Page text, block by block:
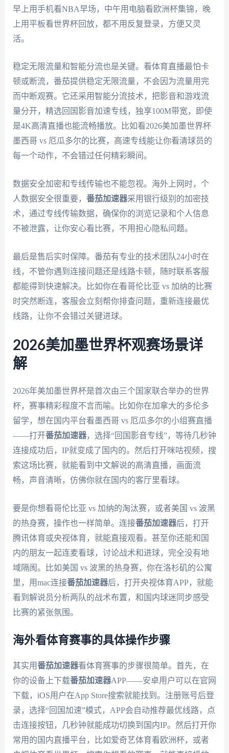
早上用手机看NBA早场，中午用电脑看欧洲杯集锦，晚
上用平板看世界杯回放，都不用反复登录，方便又灵
活。
稳定无限流量和智能分流也是关键。看体育直播最怕卡
顿或断流，番茄提供稳定无限流量，不会因为流量用完
而中断观赛。它还采用智能分流技术，把影音和游戏流
量分开，精选回国影音加速专线，独享100M带宽，即使
是4K高清直播也能流畅播放。比如看2026美加墨世界杯
墨西哥 vs 厄瓜多尔的比赛，高速专线能让你看清球员的
每一个动作，不会错过任何精彩瞬间。
数据安全加密和专线传输也不能忽视。海外上网时，个
人数据安全很重要， 番茄加速器采用银行级别的加密技
术，通过专线传输数据，确保你的浏览记录和个人信息
不被泄露，让你安心看比赛，不用担心隐私问题。
最后是售后实时保障。番茄有专业的技术团队24小时在
线，不管你遇到连接问题还是线路卡顿，随时联系客服
都能得到快速解决。比如你在看哥伦比亚 vs 加纳的比赛
时突然断连，客服会立刻帮你排查问题，重新连接最优
线路，让你不会错过关键进球。
2026美加墨世界杯观赛场景详
解
2026年美加墨世界杯是首次由三个国家联合举办的世界
杯，赛事精彩程度不言而喻。比如你在加拿大的多伦多
留学，想在国内平台看墨西哥 vs 厄瓜多尔的小组赛直播
——打开番茄加速器，选择“回国影音专线”，等待几秒钟
连接成功后，IP就变成了国内的。然后打开咪咕视频，搜
索这场比赛，就能看到中文解说的高清直播，画面流
畅，声音清晰，仿佛你就在国内的客厅里看球。
要是你想看哥伦比亚 vs 加纳的淘汰赛，或者美国 vs 波黑
的热身赛，操作也一样简单。连接番茄加速器后，打开
腾讯体育或央视体育，就能直接观看。甚至你还能和国
内的朋友一起连麦看球，讨论战术和进球，完全没有地
域隔阂。比如美国 vs 波黑的热身赛，你在洛杉矶的公寓
里，用mac连接番茄加速器后，打开央视体育APP，就能
看到解说员分析两队的战术布置，和国内球迷同步感受
比赛的紧张氛围。
海外看体育赛事的具体操作步骤
其实用番茄加速器看体育赛事的步骤很简单。首先，在
你的设备上下载番茄加速器APP——安卓用户可以在官网
下载，iOS用户在App Store搜索就能找到。注册账号后登
录，选择“回国加速”模式，APP会自动推荐最优线路，点
击连接按钮，几秒钟就能成功切换到国内IP。然后打开你
常用的国内直播平台，比如爱奇艺体育看欧洲杯，或者